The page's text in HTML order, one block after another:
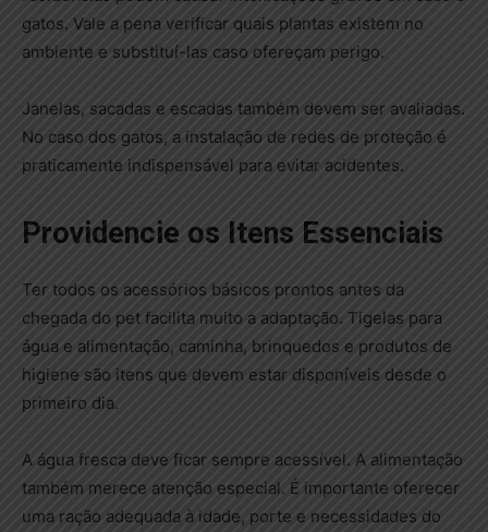
gatos. Vale a pena verificar quais plantas existem no
ambiente e substituí-las caso ofereçam perigo.
Janelas, sacadas e escadas também devem ser avaliadas.
No caso dos gatos, a instalação de redes de proteção é
praticamente indispensável para evitar acidentes.
Providencie os Itens Essenciais
Ter todos os acessórios básicos prontos antes da
chegada do pet facilita muito a adaptação. Tigelas para
água e alimentação, caminha, brinquedos e produtos de
higiene são itens que devem estar disponíveis desde o
primeiro dia.
A água fresca deve ficar sempre acessível. A alimentação
também merece atenção especial. É importante oferecer
uma ração adequada à idade, porte e necessidades do